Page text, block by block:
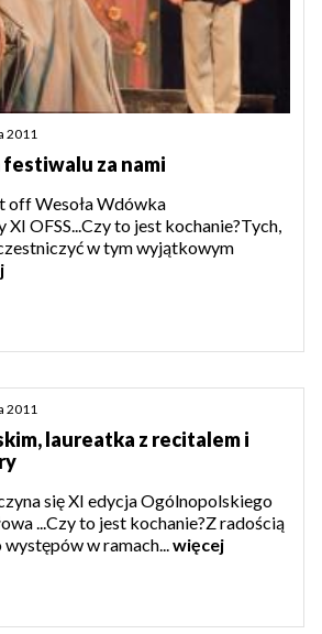
2011
za nami
off Wesoła Wdówka
OFSS...Czy to jest kochanie?Tych,
w tym wyjątkowym
2011
laureatka z recitalem i
się XI edycja Ogólnopolskiego
...Czy to jest kochanie?Z radością
w ramach... więcej